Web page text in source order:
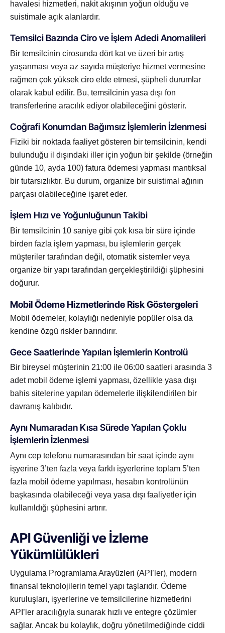
havalesi hizmetleri, nakit akışının yoğun olduğu ve
suistimale açık alanlardır.
Temsilci Bazında Ciro ve İşlem Adedi Anomalileri
Bir temsilcinin cirosunda dört kat ve üzeri bir artış
yaşanması veya az sayıda müşteriye hizmet vermesine
rağmen çok yüksek ciro elde etmesi, şüpheli durumlar
olarak kabul edilir. Bu, temsilcinin yasa dışı fon
transferlerine aracılık ediyor olabileceğini gösterir.
Coğrafi Konumdan Bağımsız İşlemlerin İzlenmesi
Fiziki bir noktada faaliyet gösteren bir temsilcinin, kendi
bulunduğu il dışındaki iller için yoğun bir şekilde (örneğin
günde 10, ayda 100) fatura ödemesi yapması mantıksal
bir tutarsızlıktır. Bu durum, organize bir suistimal ağının
parçası olabileceğine işaret eder.
İşlem Hızı ve Yoğunluğunun Takibi
Bir temsilcinin 10 saniye gibi çok kısa bir süre içinde
birden fazla işlem yapması, bu işlemlerin gerçek
müşteriler tarafından değil, otomatik sistemler veya
organize bir yapı tarafından gerçekleştirildiği şüphesini
doğurur.
Mobil Ödeme Hizmetlerinde Risk Göstergeleri
Mobil ödemeler, kolaylığı nedeniyle popüler olsa da
kendine özgü riskler barındırır.
Gece Saatlerinde Yapılan İşlemlerin Kontrolü
Bir bireysel müşterinin 21:00 ile 06:00 saatleri arasında 3
adet mobil ödeme işlemi yapması, özellikle yasa dışı
bahis sitelerine yapılan ödemelerle ilişkilendirilen bir
davranış kalıbıdır.
Aynı Numaradan Kısa Sürede Yapılan Çoklu
İşlemlerin İzlenmesi
Aynı cep telefonu numarasından bir saat içinde aynı
işyerine 3’ten fazla veya farklı işyerlerine toplam 5’ten
fazla mobil ödeme yapılması, hesabın kontrolünün
başkasında olabileceği veya yasa dışı faaliyetler için
kullanıldığı şüphesini artırır.
API Güvenliği ve İzleme
Yükümlülükleri
Uygulama Programlama Arayüzleri (API’ler), modern
finansal teknolojilerin temel yapı taşlarıdır. Ödeme
kuruluşları, işyerlerine ve temsilcilerine hizmetlerini
API’ler aracılığıyla sunarak hızlı ve entegre çözümler
sağlar. Ancak bu kolaylık, doğru yönetilmediğinde ciddi